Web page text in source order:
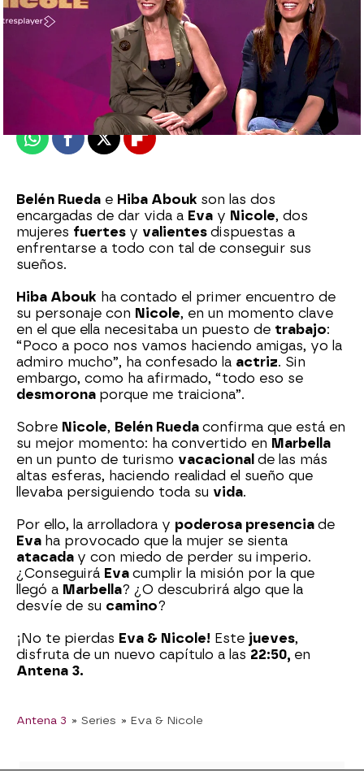
Eire García Arbaizar
Publicado:12 de mayo de 2025, 12:00
WhatsappFacebook
X Flipboard
Belén Rueda e Hiba Abouk son las dos
encargadas de dar vida a Eva y Nicole, dos
mujeres fuertes y valientes dispuestas a
enfrentarse a todo con tal de conseguir sus
sueños.
Hiba Abouk ha contado el primer encuentro de
su personaje con Nicole, en un momento clave
en el que ella necesitaba un puesto de trabajo:
“Poco a poco nos vamos haciendo amigas, yo la
admiro mucho”, ha confesado la actriz. Sin
embargo, como ha afirmado, “todo eso se
desmorona porque me traiciona”.
Sobre Nicole, Belén Rueda confirma que está en
su mejor momento: ha convertido en Marbella
en un punto de turismo vacacional de las más
altas esferas, haciendo realidad el sueño que
llevaba persiguiendo toda su vida.
Por ello, la arrolladora y poderosa presencia de
Eva ha provocado que la mujer se sienta
atacada y con miedo de perder su imperio.
¿Conseguirá Eva cumplir la misión por la que
llegó a Marbella? ¿O descubrirá algo que la
desvíe de su camino?
¡No te pierdas Eva & Nicole! Este jueves,
disfruta de un nuevo capítulo a las 22:50, en
Antena 3.
Antena 3 » Series » Eva & Nicole